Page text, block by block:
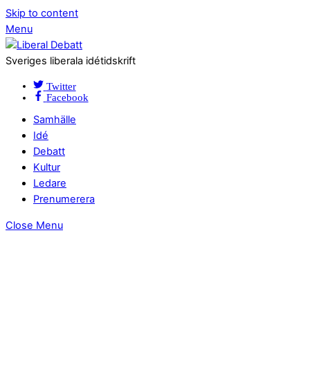
Skip to content
Menu
Sveriges liberala idétidskrift
Twitter
Facebook
Samhälle
Idé
Debatt
Kultur
Ledare
Prenumerera
Close Menu